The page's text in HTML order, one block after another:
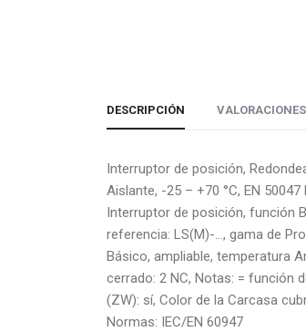
DESCRIPCIÓN
Interruptor de posición,
Aislante, -25 – +70 °C, EN
Interruptor de posición, función
referencia: LS(M)-…, gama de
Básico, ampliable, temperatura
cerrado: 2 NC, Notas: = función
(ZW): sí, Color de la Carcasa
Normas: IEC/EN 60947